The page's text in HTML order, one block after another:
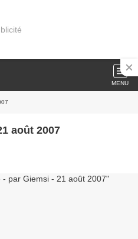
MENU
août 2007